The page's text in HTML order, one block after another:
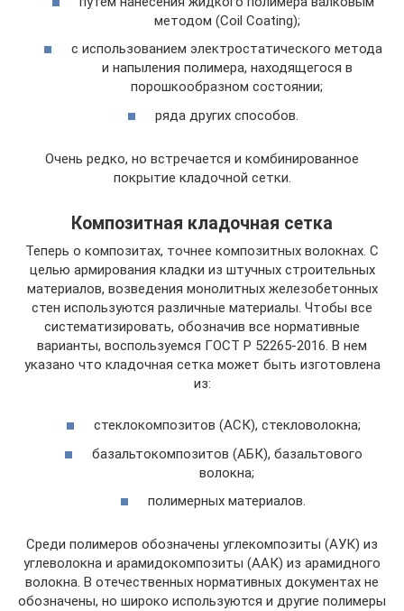
методом (Coil Coating);
с использованием электростатического метода
и напыления полимера, находящегося в
порошкообразном состоянии;
ряда других способов.
Очень редко, но встречается и комбинированное
покрытие кладочной сетки.
Композитная кладочная сетка
Теперь о композитах, точнее композитных волокнах. С
целью армирования кладки из штучных строительных
материалов, возведения монолитных железобетонных
стен используются различные материалы. Чтобы все
систематизировать, обозначив все нормативные
варианты, воспользуемся ГОСТ Р 52265-2016. В нем
указано что кладочная сетка может быть изготовлена
из:
стеклокомпозитов (АСК), стекловолокна;
базальтокомпозитов (АБК), базальтового
волокна;
полимерных материалов.
Среди полимеров обозначены углекомпозиты (АУК) из
углеволокна и арамидокомпозиты (ААК) из арамидного
волокна. В отечественных нормативных документах не
обозначены, но широко используются и другие полимеры